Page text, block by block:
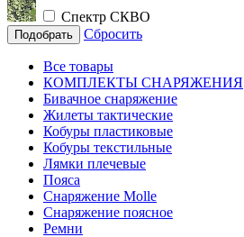
Спектр СКВО
Подобрать Сбросить
Все товары
КОМПЛЕКТЫ СНАРЯЖЕНИЯ
Бивачное снаряжение
Жилеты тактические
Кобуры пластиковые
Кобуры текстильные
Лямки плечевые
Пояса
Снаряжение Molle
Снаряжение поясное
Ремни